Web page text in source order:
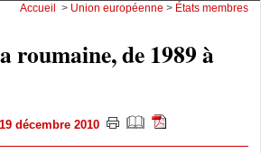
Accueil > Union européenne > États membres
roumaine, de 1989 à
décembre 2010